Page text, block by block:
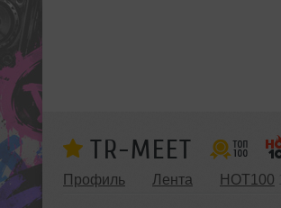
TR-MEET
Профиль Лента HOT100